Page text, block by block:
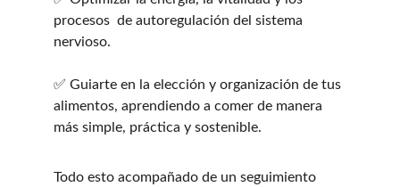
procesos  de autoregulación del sistema
nervioso.
✅ Guiarte en la elección y organización de tus
alimentos, aprendiendo a comer de manera
más simple, práctica y sostenible.
Todo esto acompañado de un seguimiento